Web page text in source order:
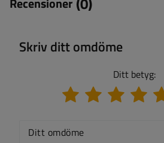
Skriv ditt omdöme
Ditt betyg:
Ditt omdöme